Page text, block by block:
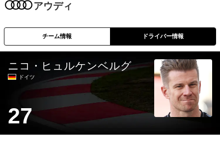
アウディ
チーム情報 ドライバー情報
ニコ・ヒュルケンベルグ
ドイツ
27